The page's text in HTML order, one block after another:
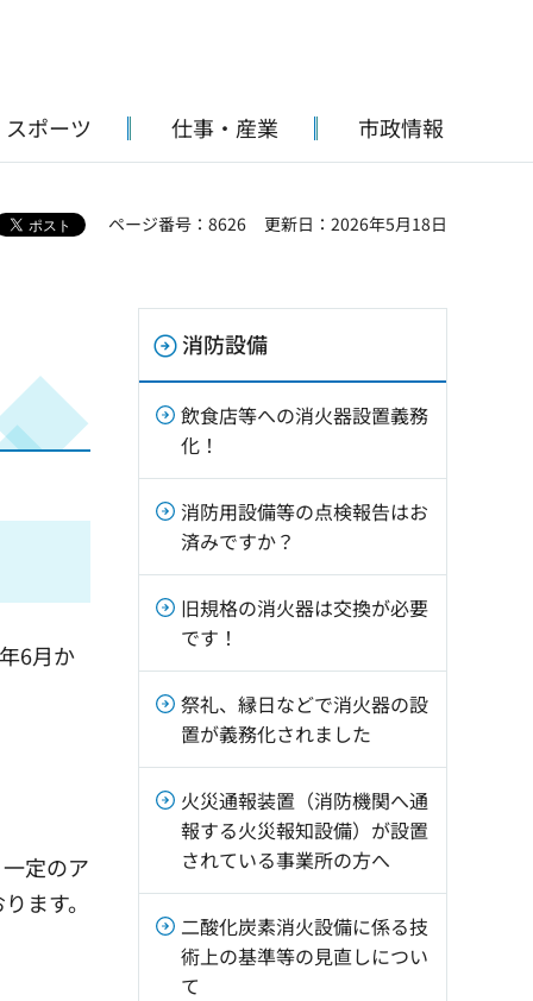
ポーツ 仕事・産業 市政情報
ページ番号：8626 更新日：2026年5月18日
6月か
定のア
ます。
消防設備
飲食店等への消火器設置義務
化！
消防用設備等の点検報告はお
済みですか？
旧規格の消火器は交換が必要
です！
祭礼、縁日などで消火器の設
置が義務化されました
火災通報装置（消防機関へ通
報する火災報知設備）が設置
されている事業所の方へ
二酸化炭素消火設備に係る技
術上の基準等の見直しについ
て